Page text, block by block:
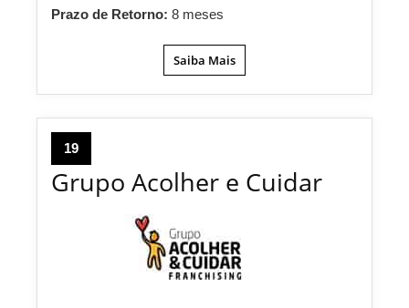
Prazo de Retorno: 8 meses
Saiba Mais
19
Grupo Acolher e Cuidar